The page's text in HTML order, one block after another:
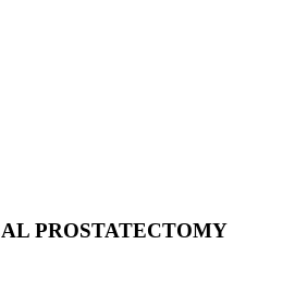
PROSTATECTOMY